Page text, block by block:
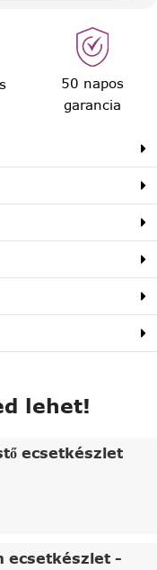
50 napos
garancia
lehet!
ecsetkészlet
ecsetkészlet -